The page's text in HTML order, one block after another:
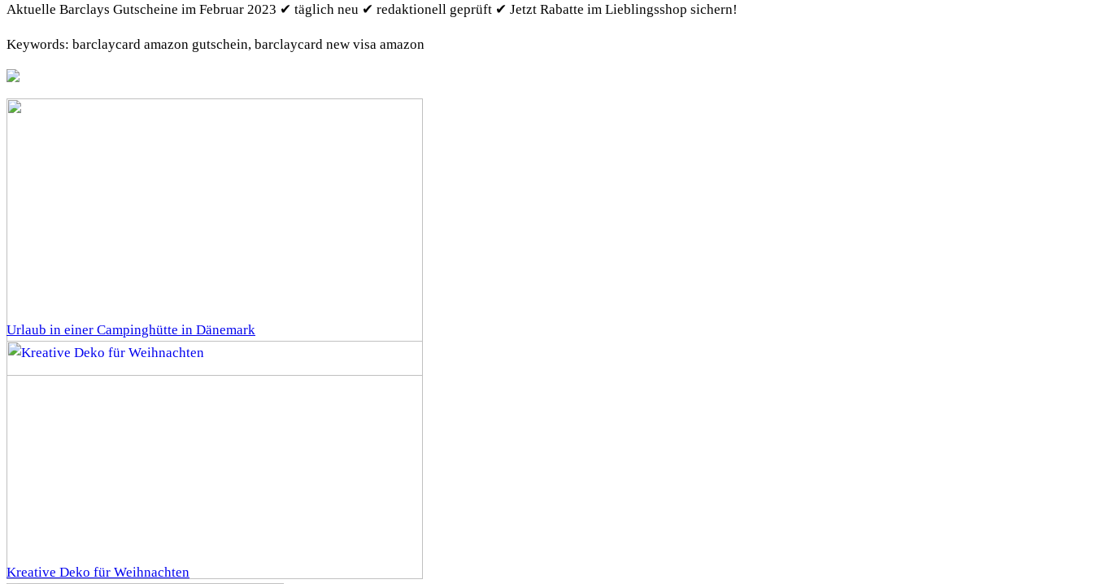
Aktuelle Barclays Gutscheine im Februar 2023 ✔ täglich neu ✔ redaktionell geprüft ✔ Jetzt Rabatte im Lieblingsshop sichern!
Keywords: barclaycard amazon gutschein, barclaycard new visa amazon
Urlaub in einer Campinghütte in Dänemark
Kreative Deko für Weihnachten